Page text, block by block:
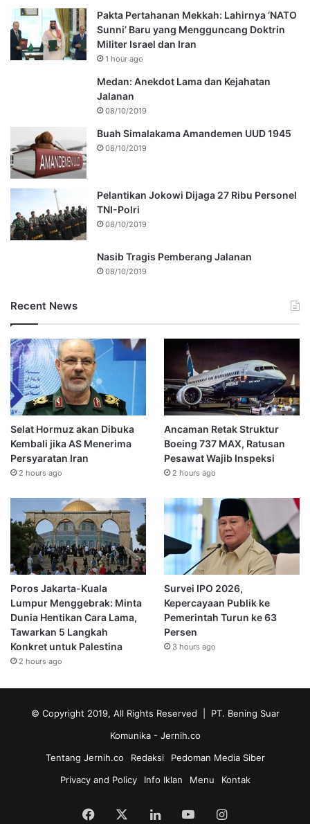
Pakta Pertahanan Mekkah: Lahirnya ‘NATO
Sunni’ Baru yang Mengguncang Doktrin
Militer Israel dan Iran
1 hour ago
Medan: Anekdot Lama dan Kejahatan
Jalanan
08/10/2019
Buah Simalakama Amandemen UUD 1945
08/10/2019
Pelantikan Jokowi Dijaga 27 Ribu Personel
TNI-Polri
08/10/2019
Nasib Tragis Pemberang Jalanan
08/10/2019
Recent News
Selat Hormuz akan Dibuka
Kembali jika AS Menerima
Persyaratan Iran
2 hours ago
Ancaman Retak Struktur
Boeing 737 MAX, Ratusan
Pesawat Wajib Inspeksi
2 hours ago
Poros Jakarta-Kuala
Lumpur Menggebrak: Minta
Dunia Hentikan Cara Lama,
Tawarkan 5 Langkah
Konkret untuk Palestina
2 hours ago
Survei IPO 2026,
Kepercayaan Publik ke
Pemerintah Turun ke 63
Persen
3 hours ago
© Copyright 2019, All Rights Reserved | PT. Bening Suar
Komunika - Jernih.co
Tentang Jernih.co
Redaksi
Pedoman Media Siber
Privacy and Policy
Info Iklan Menu Kontak
Facebook LinkedInYouTubeInstagram